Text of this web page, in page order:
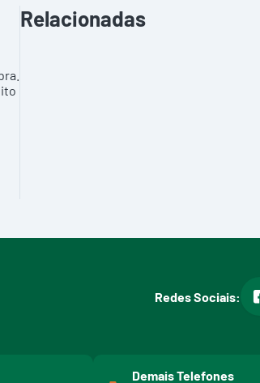
Relacionadas
Redes Sociais:
Demais Telefones